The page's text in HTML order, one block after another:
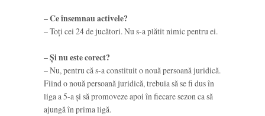
– Ce însemnau activele?
–Toţi cei 24 de jucători.Nu s-a plătit nimic pentru ei.
– Şi nu este corect?
– Nu, pentru că s-a constituit o nouă persoană juridică.
Fiind o nouă persoană juridică, trebuia să se fi dus în
liga a 5-aşi să promoveze apoi în fiecare sezon ca să
ajungă în prima ligă.